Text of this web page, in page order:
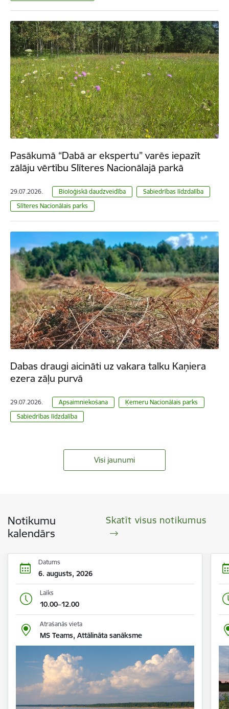
Pasākumā “Dabā ar ekspertu” varēs iepazīt
zālāju vērtību Slīteres Nacionālajā parkā
29.07.2026. Bioloģiskā daudzveidība
Sabiedrības līdzdalība
Slīteres Nacionālais parks
Dabas draugi aicināti uz vakara talku Kaņiera
ezera zāļu purvā
29.07.2026. Apsaimniekošana
Ķemeru Nacionālais parks
Sabiedrības līdzdalība
Visi jaunumi
Notikumu
kalendārs
Skatīt visus notikumus
Datums
6. augusts, 2026
Laiks
10.00–12.00
Atrašanās vieta
MS Teams, Attālināta sanāksme